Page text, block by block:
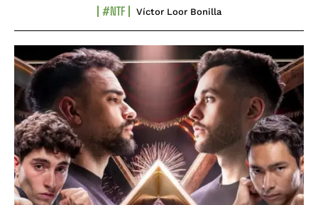
#NTF Víctor Loor Bonilla